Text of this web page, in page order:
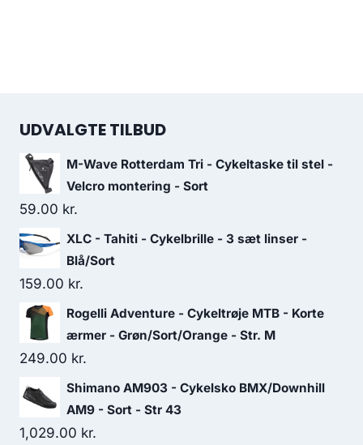
UDVALGTE TILBUD
M-Wave Rotterdam Tri - Cykeltaske til stel -
Velcro montering - Sort
59.00 kr.
XLC - Tahiti - Cykelbrille - 3 sæt linser -
Blå/Sort
159.00 kr.
Rogelli Adventure - Cykeltrøje MTB - Korte
ærmer - Grøn/Sort/Orange - Str. M
249.00 kr.
Shimano AM903 - Cykelsko BMX/Downhill
AM9 - Sort - Str 43
1,029.00 kr.